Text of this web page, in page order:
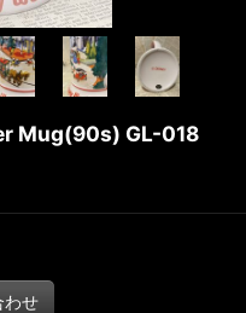
Mug(90s) GL-018
わせ